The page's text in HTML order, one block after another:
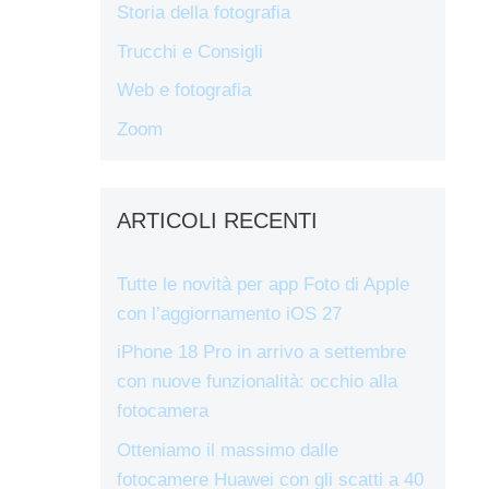
Storia della fotografia
Trucchi e Consigli
Web e fotografia
Zoom
ARTICOLI RECENTI
Tutte le novità per app Foto di Apple
con l’aggiornamento iOS 27
iPhone 18 Pro in arrivo a settembre
con nuove funzionalità: occhio alla
fotocamera
Otteniamo il massimo dalle
fotocamere Huawei con gli scatti a 40